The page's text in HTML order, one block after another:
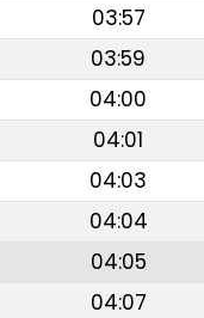
03:57
03:59
04:00
04:01
04:03
04:04
04:05
04:07